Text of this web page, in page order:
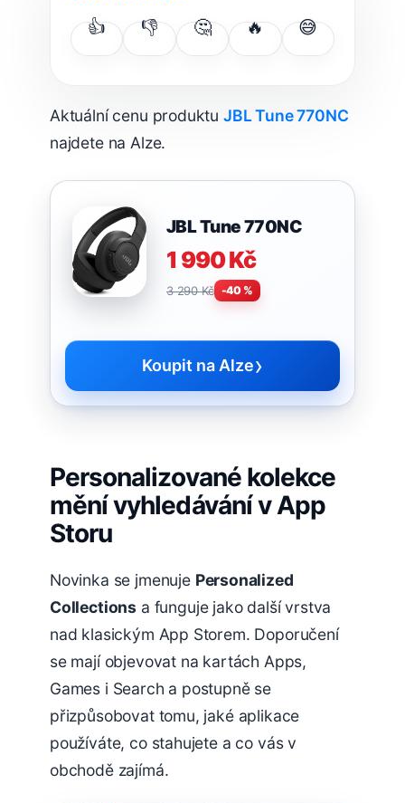
👍 👎 🤔 🔥 😅
Aktuální cenu produktu JBL Tune 770NC
najdete na Alze.
JBL Tune 770NC
1 990 Kč
3 290 Kč -40 %
Koupit na Alze›
Personalizované kolekce
mění vyhledávání v App
Storu
Novinka se jmenuje Personalized
Collections a funguje jako další vrstva
nad klasickým App Storem. Doporučení
se mají objevovat na kartách Apps,
Games i Search a postupně se
přizpůsobovat tomu, jaké aplikace
používáte, co stahujete a co vás v
obchodě zajímá.